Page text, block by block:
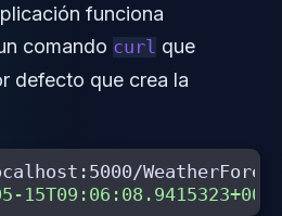
funciona
comando curl que
defecto que crea la